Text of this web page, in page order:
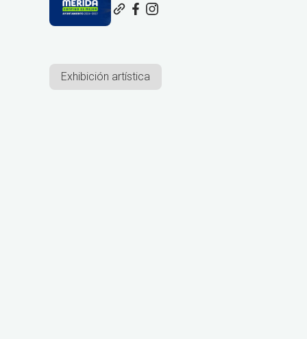
Exhibición artística